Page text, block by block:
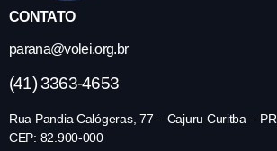
CONTATO
parana@volei.org.br
(41) 3363-4653
Rua Pandia Calógeras, 77 – Cajuru Curitba – PR
CEP: 82.900-000